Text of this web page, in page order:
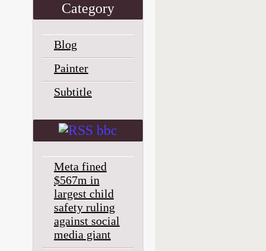
Сategory
Blog
Painter
Subtitle
bbc
Meta fined
$567m in
largest child
safety ruling
against social
media giant